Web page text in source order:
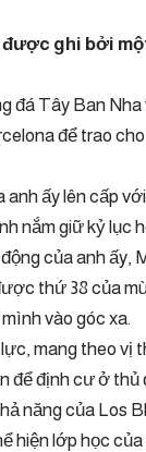
ghi bởi
đá Tây Ban
để trao
ấy lên cấp
nắm giữ kỷ lục
của anh ấy,
thứ 38 của
vào góc xa.
mang theo vị
để định cư ở thủ
năng của Los
hiện lớp học của